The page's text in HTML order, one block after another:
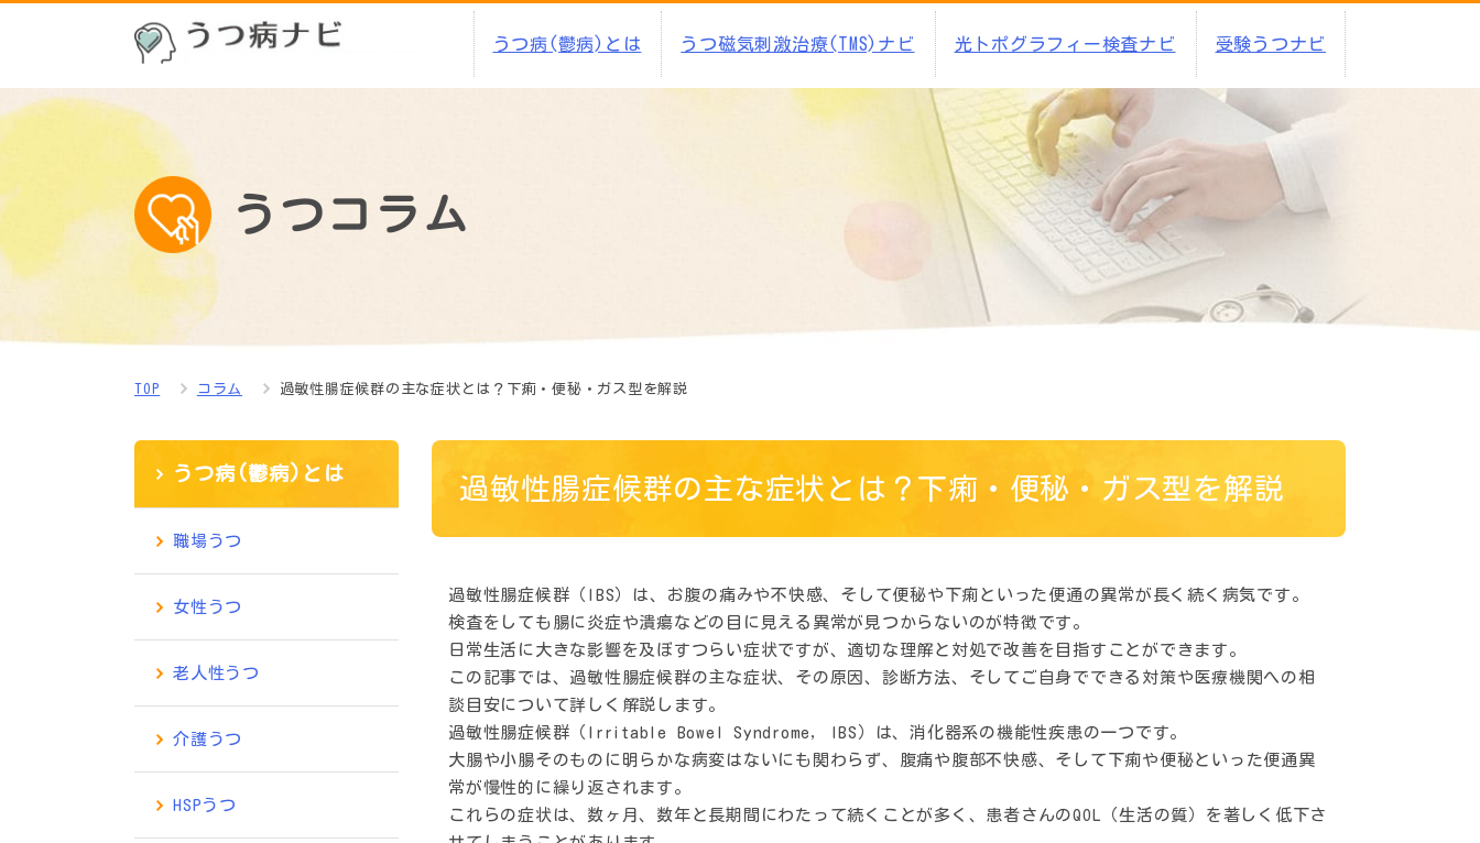
うつ病(鬱病)とは うつ磁気刺激治療(TMS)ナビ 光トポグラフィー検査ナビ 受験うつナビ
うつコラム
TOP コラム 過敏性腸症候群の主な症状とは？下痢・便秘・ガス型を解説
過敏性腸症候群の主な症状とは？下痢・便秘・ガス型を解説
過敏性腸症候群（IBS）は、お腹の痛みや不快感、そして便秘や下痢といった便通の異常が長く続く病気です。
検査をしても腸に炎症や潰瘍などの目に見える異常が見つからないのが特徴です。
日常生活に大きな影響を及ぼすつらい症状ですが、適切な理解と対処で改善を目指すことができます。
この記事では、過敏性腸症候群の主な症状、その原因、診断方法、そしてご自身でできる対策や医療機関への相
談目安について詳しく解説します。
過敏性腸症候群（Irritable Bowel Syndrome, IBS）は、消化器系の機能性疾患の一つです。
大腸や小腸そのものに明らかな病変はないにも関わらず、腹痛や腹部不快感、そして下痢や便秘といった便通異
常が慢性的に繰り返されます。
これらの症状は、数ヶ月、数年と長期間にわたって続くことが多く、患者さんのQOL（生活の質）を著しく低下さ
うつ病(鬱病)とは
職場うつ
女性うつ
老人性うつ
介護うつ
HSPうつ